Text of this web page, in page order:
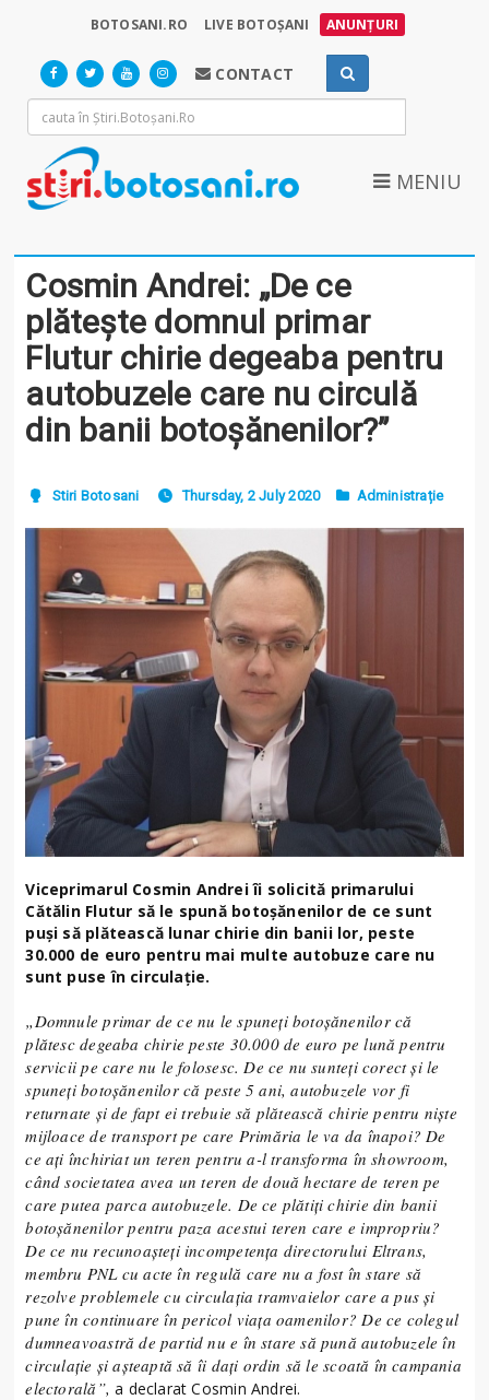
BOTOSANI.RO LIVE BOTOȘANI ANUNȚURI
CONTACT
MENIU
Cosmin Andrei: „De ce
plătește domnul primar
Flutur chirie degeaba pentru
autobuzele care nu circulă
din banii botoșănenilor?”
Stiri Botosani Thursday, 2 July 2020 Administrație
Viceprimarul Cosmin Andrei îi solicită primarului
Cătălin Flutur să le spună botoșănenilor de ce sunt
puși să plătească lunar chirie din banii lor, peste
30.000 de euro pentru mai multe autobuze care nu
sunt puse în circulație.
„Domnule primar de ce nu le spuneți botoșănenilor că
plătesc degeaba chirie peste 30.000 de euro pe lună pentru
servicii pe care nu le folosesc. De ce nu sunteți corect și le
spuneți botoșănenilor că peste 5 ani, autobuzele vor fi
returnate și de fapt ei trebuie să plătească chirie pentru niște
mijloace de transport pe care Primăria le va da înapoi? De
ce ați închiriat un teren pentru a-l transforma în showroom,
când societatea avea un teren de două hectare de teren pe
care putea parca autobuzele. De ce plătiți chirie din banii
botoșănenilor pentru paza acestui teren care e impropriu?
De ce nu recunoașteți incompetența directorului Eltrans,
membru PNL cu acte în regulă care nu a fost în stare să
rezolve problemele cu circulația tramvaielor care a pus și
pune în continuare în pericol viața oamenilor? De ce colegul
dumneavoastră de partid nu e în stare să pună autobuzele în
circulație și așteaptă să îi dați ordin să le scoată în campania
electorală”,a declarat Cosmin Andrei.